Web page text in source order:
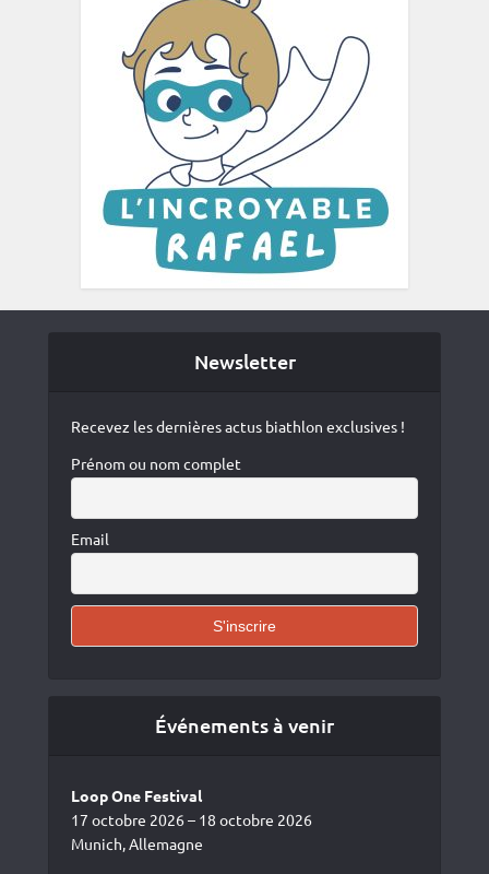
Newsletter
Recevez les dernières actus biathlon exclusives !
Prénom ou nom complet
Email
Événements à venir
Loop One Festival
17 octobre 2026 – 18 octobre 2026
Munich, Allemagne